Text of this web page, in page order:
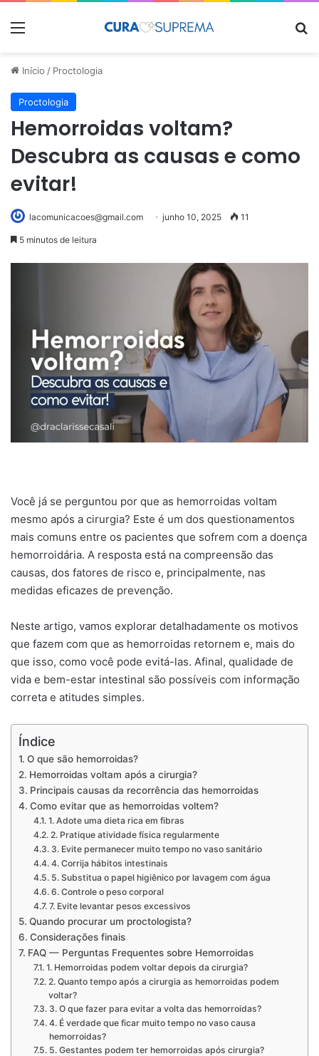
Menu
Início / Proctologia
Proctologia
Hemorroidas voltam?
Descubra as causas e como
evitar!
lacomunicacoes@gmail.com junho 10, 2025 11
5 minutos de leitura
Você já se perguntou por que as hemorroidas voltam
mesmo após a cirurgia? Este é um dos questionamentos
mais comuns entre os pacientes que sofrem com a doença
hemorroidária. A resposta está na compreensão das
causas, dos fatores de risco e, principalmente, nas
medidas eficazes de prevenção.
Neste artigo, vamos explorar detalhadamente os motivos
que fazem com que as hemorroidas retornem e, mais do
que isso, como você pode evitá-las. Afinal, qualidade de
vida e bem-estar intestinal são possíveis com informação
correta e atitudes simples.
Índice
O que são hemorroidas?
Hemorroidas voltam após a cirurgia?
Principais causas da recorrência das hemorroidas
Como evitar que as hemorroidas voltem?
1. Adote uma dieta rica em fibras
2. Pratique atividade física regularmente
3. Evite permanecer muito tempo no vaso sanitário
4. Corrija hábitos intestinais
5. Substitua o papel higiênico por lavagem com água
6. Controle o peso corporal
7. Evite levantar pesos excessivos
Quando procurar um proctologista?
Considerações finais
FAQ — Perguntas Frequentes sobre Hemorroidas
1. Hemorroidas podem voltar depois da cirurgia?
2. Quanto tempo após a cirurgia as hemorroidas podem
voltar?
3. O que fazer para evitar a volta das hemorroidas?
4. É verdade que ficar muito tempo no vaso causa
hemorroidas?
5. Gestantes podem ter hemorroidas após cirurgia?